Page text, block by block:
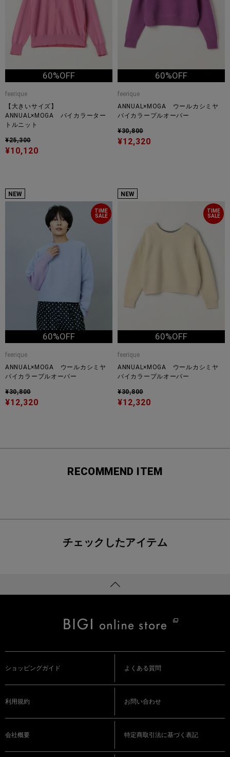
60%OFF
feerique
【大きいサイズ】
ANNUAL×MOGA バイカラーター
トルニット
¥25,300
¥10,120
60%OFF
feerique
ANNUAL×MOGA ウールカシミヤ
バイカラープルオーバー
¥30,800
¥12,320
NEW
TIME
SALE
60%OFF
feerique
ANNUAL×MOGA ウールカシミヤ
バイカラープルオーバー
¥30,800
¥12,320
NEW
TIME
SALE
60%OFF
feerique
ANNUAL×MOGA ウールカシミヤ
バイカラープルオーバー
¥30,800
¥12,320
RECOMMEND ITEM
チェックしたアイテム
ショッピングガイド よくある質問
利用規約 お問い合わせ
会社概要 特定商取引法に基づく表記